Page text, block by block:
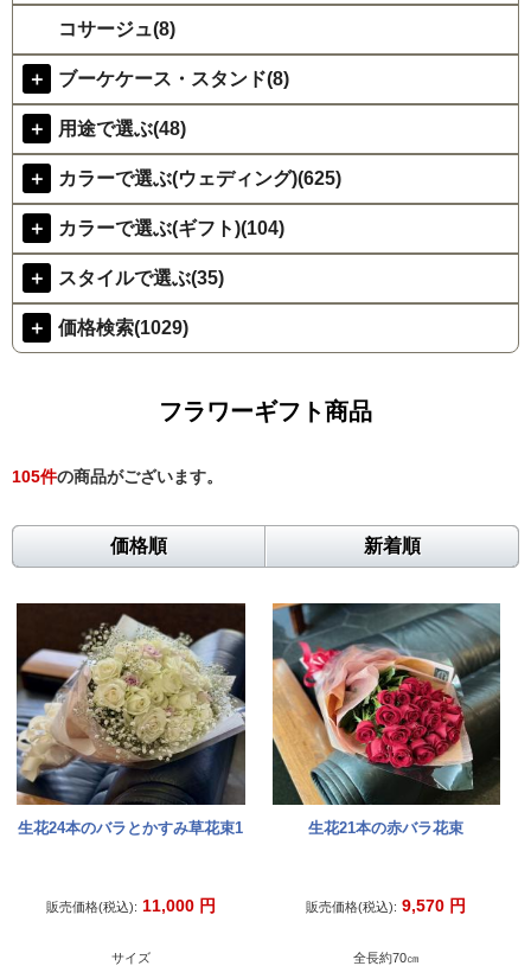
コサージュ(8)
＋ ブーケケース・スタンド(8)
＋ 用途で選ぶ(48)
＋ カラーで選ぶ(ウェディング)(625)
＋ カラーで選ぶ(ギフト)(104)
＋ スタイルで選ぶ(35)
＋ 価格検索(1029)
フラワーギフト商品
105件の商品がございます。
価格順 新着順
生花24本のバラとかすみ草花束1
販売価格(税込): 11,000 円
サイズ
生花21本の赤バラ花束
販売価格(税込): 9,570 円
全長約70㎝